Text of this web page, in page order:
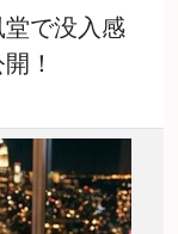
で没入感
！